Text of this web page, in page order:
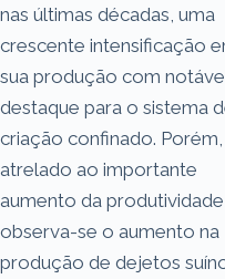
nas últimas décadas, uma
crescente intensificação
sua produção com
destaque para o sistema
criação confinado. Porém,
atrelado ao importante
aumento da produtividade,
observa-se o aumento na
produção de dejetos